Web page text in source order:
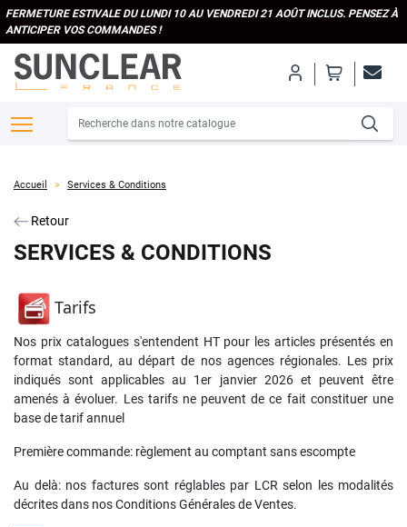
FERMETURE ESTIVALE DU LUNDI 10 AU VENDREDI 21 AOÛT INCLUS. PENSEZ À
ANTICIPER VOS COMMANDES !
Accueil Services & Conditions
Retour
SERVICES & CONDITIONS
Tarifs
Nos prix catalogues s'entendent HT pour les articles présentés en
format standard, au départ de nos agences régionales. Les prix
indiqués sont applicables au 1er janvier 2026 et peuvent être
amenés à évoluer. Les tarifs ne peuvent de ce fait constituer une
base de tarif annuel
Première commande: règlement au comptant sans escompte
Au delà: nos factures sont réglables par LCR selon les modalités
décrites dans nos Conditions Générales de Ventes.